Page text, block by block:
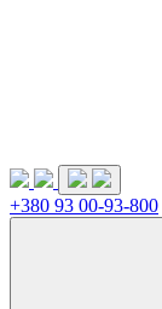
+380 93 00-93-800